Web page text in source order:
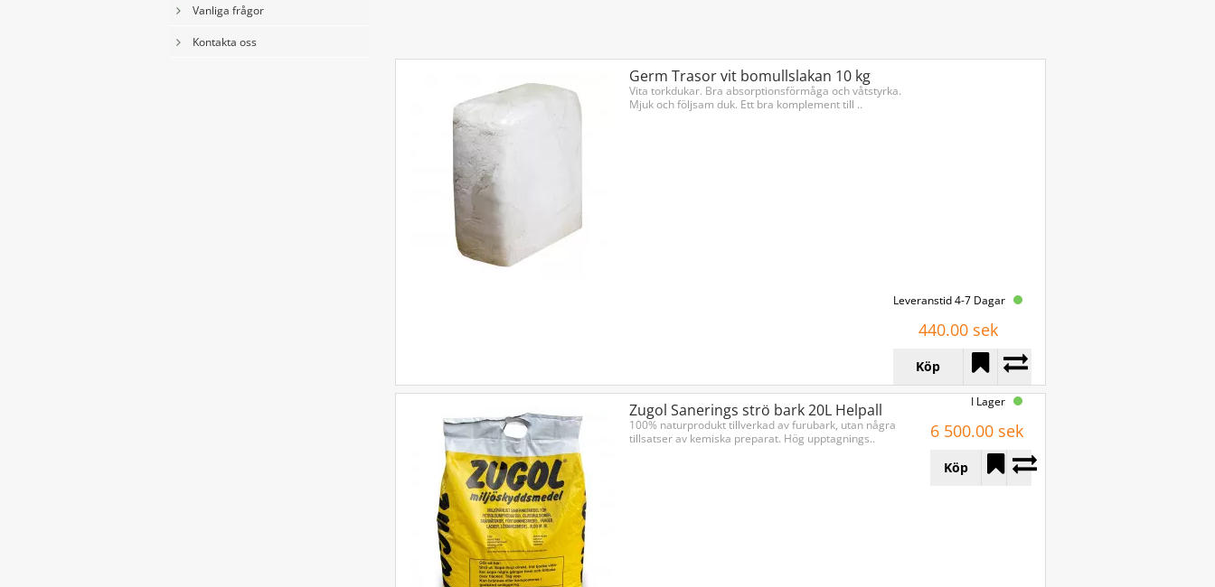
Vanliga frågor
Kontakta oss
Germ Trasor vit bomullslakan 10 kg
Vita torkdukar. Bra absorptionsförmåga och våtstyrka.
Mjuk och följsam duk. Ett bra komplement till ..
Leveranstid 4-7 Dagar
440.00 sek
Köp
Zugol Sanerings strö bark 20L Helpall
100% naturprodukt tillverkad av furubark, utan några
tillsatser av kemiska preparat. Hög upptagnings..
I Lager
6 500.00 sek
Köp